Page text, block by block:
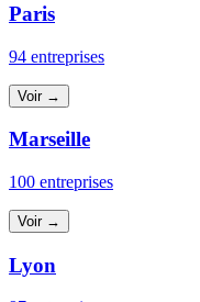
Paris
94 entreprises
Voir →
Marseille
100 entreprises
Voir →
Lyon